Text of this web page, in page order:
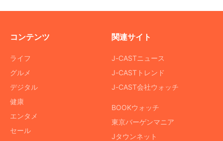
コンテンツ
ライフ
グルメ
デジタル
健康
エンタメ
セール
関連サイト
J-CASTニュース
J-CASTトレンド
J-CAST会社ウォッチ
BOOKウォッチ
東京バーゲンマニア
Jタウンネット